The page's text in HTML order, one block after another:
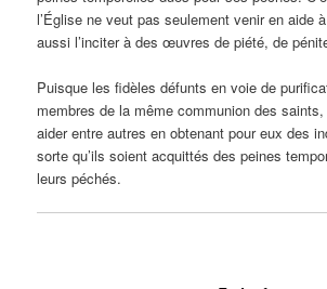
l’Église ne veut pas seulement venir en aide
aussi l’inciter à des œuvres de piété, de
Puisque les fidèles défunts en voie de
membres de la même communion des
aider entre autres en obtenant pour eux des
sorte qu’ils soient acquittés des peines
leurs péchés.